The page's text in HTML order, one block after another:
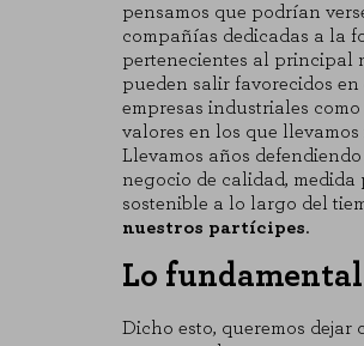
pensamos que podrían
compañías dedicadas a la
pertenecientes al principal
pueden salir favorecidos
empresas industriales
valores en los que
Llevamos años
negocio de calidad,
sostenible a lo largo del
nuestros partícipes.
Lo
Dicho esto, queremos
Cookies
Estas
para
Cookies
saber